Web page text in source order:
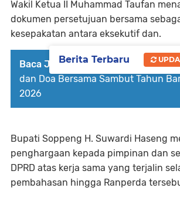
Wakil Ketua II Muhammad Taufan
dokumen persetujuan bersama
kesepakatan antara eksekutif dan.
Baca Juga : Polres Soppeng Gelar
dan Doa Bersama Sambut Tahun
2026
Bupati Soppeng H. Suwardi Haseng
penghargaan kepada pimpinan dan
DPRD atas kerja sama yang terjalin
pembahasan hingga Ranperda
Berita Terbaru